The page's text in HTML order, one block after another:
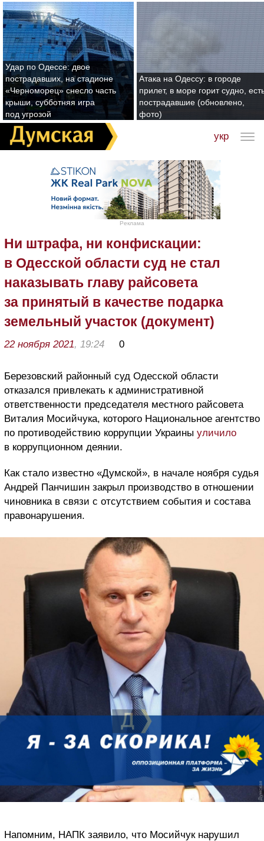
Удар по Одессе: двое
пострадавших, на стадионе
«Черноморец» снесло часть
крыши, субботняя игра
под угрозой
Атака на Одессу: в городе
прилет, в море горит судно,
пострадавшие (обновлено,
фото)
укр
Реклама
Ни штрафа, ни конфискации:
в Одесской области суд не стал
наказывать главу райсовета
за принятый в качестве подарка
земельный участок (документ)
22 ноября 2021, 19:24 0
Березовский районный суд Одесской области
отказался привлекать к административной
ответственности председателя местного райсовета
Виталия Мосийчука, которого Национальное агентство
по противодействию коррупции Украины уличило
в коррупционном деянии.
Как стало известно «Думской», в начале ноября судья
Андрей Панчишин закрыл производство в отношении
чиновника в связи с отсутствием события и состава
правонарушения.
Напомним, НАПК заявило, что Мосийчук нарушил